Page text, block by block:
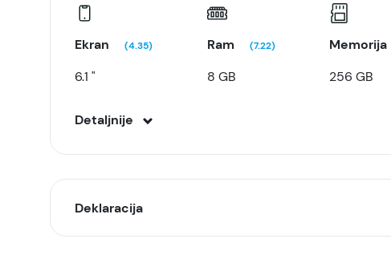
Ekran (4.35)
6.1 "
Ram (7.22)
8 GB
Memorija
256 GB
Detaljnije
Deklaracija